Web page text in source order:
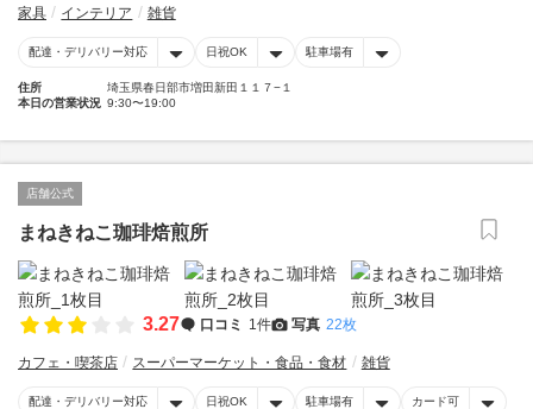
家具 インテリア 雑貨
配達・デリバリー対応 日祝OK 駐車場有
住所
埼玉県春日部市増田新田１１７−１
本日の営業状況 9:30〜19:00
店舗公式
まねきねこ珈琲焙煎所
3.27 口コミ 1件 写真 22枚
カフェ・喫茶店 スーパーマーケット・食品・食材 雑貨
配達・デリバリー対応 日祝OK 駐車場有 カード可